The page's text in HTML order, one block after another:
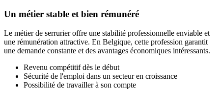
Un métier stable et bien rémunéré
Le métier de serrurier offre une stabilité professionnelle enviable et
une rémunération attractive. En Belgique, cette profession garantit
une demande constante et des avantages économiques intéressants.
Revenu compétitif dès le début
Sécurité de l'emploi dans un secteur en croissance
Possibilité de travailler à son compte